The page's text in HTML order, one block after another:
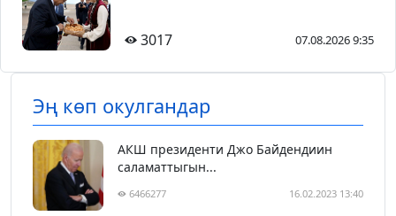
3017 07.08.2026 9:35
Эң көп окулгандар
АКШ президенти Джо Байдендиин
саламаттыгын...
6466277 16.02.2023 13:40